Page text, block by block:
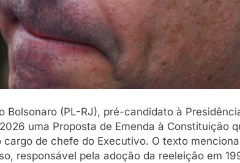
Bolsonaro (PL-RJ), pré-candidato à
uma Proposta de Emenda à Constituição
cargo de chefe do Executivo. O texto
responsável pela adoção da reeleição em